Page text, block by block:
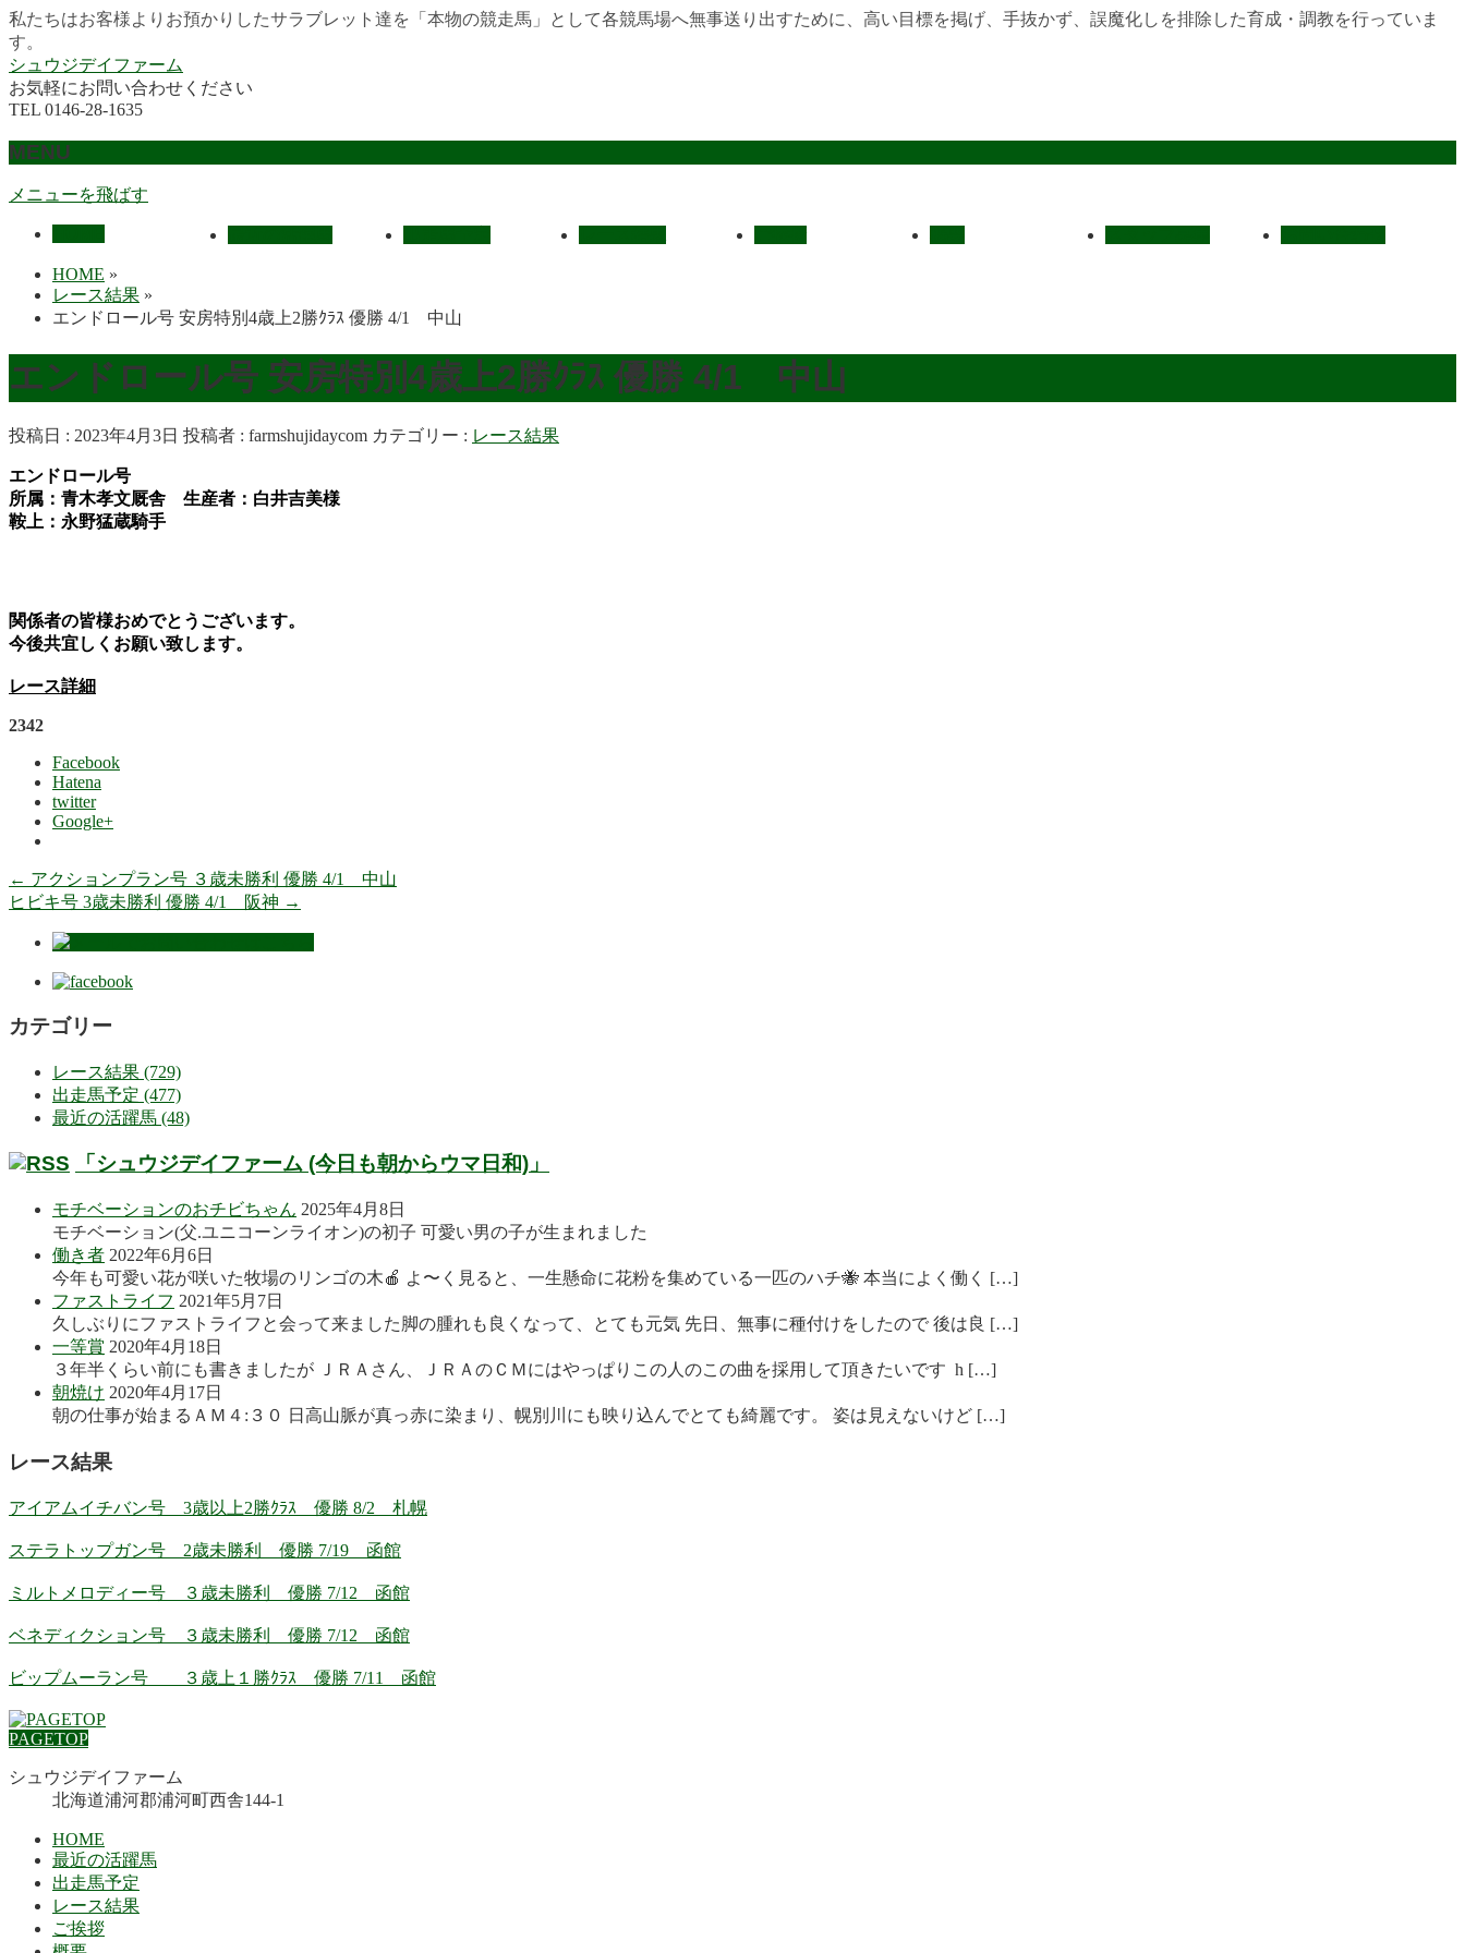
私たちはお客様よりお預かりしたサラブレット達を「本物の競走馬」として各競馬場へ無事送り出すために、高い目標を掲げ、手抜かず、誤魔化しを排除した育成・調教を行っていま
す。
シュウジデイファーム
お気軽にお問い合わせください
TEL 0146-28-1635
MENU
メニューを飛ばす
HOME »
レース結果 »
エンドロール号 安房特別4歳上2勝ｸﾗｽ 優勝 4/1 中山
エンドロール号 安房特別4歳上2勝ｸﾗｽ 優勝 4/1 中山
投稿日 : 2023年4月3日 投稿者 : farmshujidaycom カテゴリー : レース結果
エンドロール号
所属：青木孝文厩舎 生産者：白井吉美様
鞍上：永野猛蔵騎手
関係者の皆様おめでとうございます。
今後共宜しくお願い致します。
レース詳細
2342
Facebook
Hatena
twitter
Google+
← アクションプラン号 ３歳未勝利 優勝 4/1 中山
ヒビキ号 3歳未勝利 優勝 4/1 阪神 →
カテゴリー
レース結果 (729)
出走馬予定 (477)
最近の活躍馬 (48)
「シュウジデイファーム (今日も朝からウマ日和)」
モチベーションのおチビちゃん 2025年4月8日
モチベーション(父.ユニコーンライオン)の初子 可愛い男の子が生まれました
働き者 2022年6月6日
今年も可愛い花が咲いた牧場のリンゴの木🍎 よ〜く見ると、一生懸命に花粉を集めている一匹のハチ🐝 本当によく働く […]
ファストライフ 2021年5月7日
久しぶりにファストライフと会って来ました脚の腫れも良くなって、とても元気 先日、無事に種付けをしたので 後は良 […]
一等賞 2020年4月18日
３年半くらい前にも書きましたが ＪＲＡさん、ＪＲＡのＣＭにはやっぱりこの人のこの曲を採用して頂きたいです h […]
朝焼け 2020年4月17日
朝の仕事が始まるＡＭ４:３０ 日高山脈が真っ赤に染まり、幌別川にも映り込んでとても綺麗です。 姿は見えないけど […]
レース結果
アイアムイチバン号 3歳以上2勝ｸﾗｽ 優勝 8/2 札幌
ステラトップガン号 2歳未勝利 優勝 7/19 函館
ミルトメロディー号 ３歳未勝利 優勝 7/12 函館
ベネディクション号 ３歳未勝利 優勝 7/12 函館
ビップムーラン号 ３歳上１勝ｸﾗｽ 優勝 7/11 函館
PAGETOP
シュウジデイファーム
北海道浦河郡浦河町西舎144-1
HOME
最近の活躍馬
出走馬予定
レース結果
ご挨拶